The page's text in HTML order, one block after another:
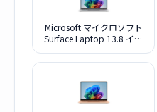
Microsoft マイクロソフト
Surface Laptop 13.8 イン
ラチナ